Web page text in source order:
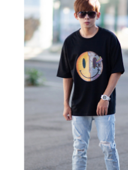
２．關於個人資料處理事宜，請瀏
https://aftee.tw/terms/#terms3
３．未成年的使用者請事先徵得法
「AFTEE先享後付」，若未經同意
任。
４．使用「AFTEE先享後付」時
時審查核予不同之上限額度；若仍
請求用戶進行身份認證。
５．嚴禁一人註冊多個帳號或使用
恩沛科技股份有限公司將有權停止